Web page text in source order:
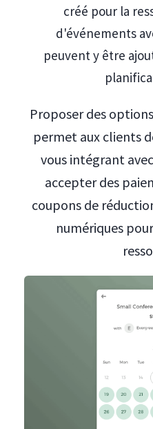
créé pour la
d'événements
peuvent y être
Proposer des
permet aux clients
vous intégrant avec
accepter des
coupons de
numériques